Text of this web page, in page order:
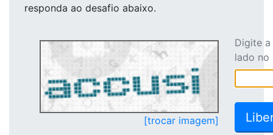
responda ao desafio abaixo.
[trocar imagem]
Digite
lado no